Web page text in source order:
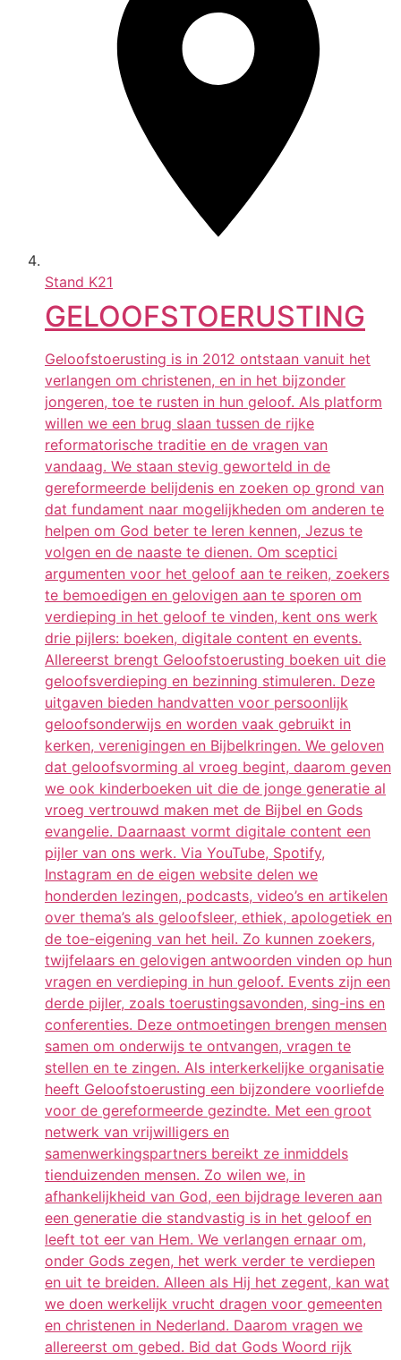
Stand K21
GELOOFSTOERUSTING
Geloofstoerusting is in 2012 ontstaan vanuit het
verlangen om christenen, en in het bijzonder
jongeren, toe te rusten in hun geloof. Als platform
willen we een brug slaan tussen de rijke
reformatorische traditie en de vragen van
vandaag. We staan stevig geworteld in de
gereformeerde belijdenis en zoeken op grond van
dat fundament naar mogelijkheden om anderen te
helpen om God beter te leren kennen, Jezus te
volgen en de naaste te dienen. Om sceptici
argumenten voor het geloof aan te reiken, zoekers
te bemoedigen en gelovigen aan te sporen om
verdieping in het geloof te vinden, kent ons werk
drie pijlers: boeken, digitale content en events.
Allereerst brengt Geloofstoerusting boeken uit die
geloofsverdieping en bezinning stimuleren. Deze
uitgaven bieden handvatten voor persoonlijk
geloofsonderwijs en worden vaak gebruikt in
kerken, verenigingen en Bijbelkringen. We geloven
dat geloofsvorming al vroeg begint, daarom geven
we ook kinderboeken uit die de jonge generatie al
vroeg vertrouwd maken met de Bijbel en Gods
evangelie. Daarnaast vormt digitale content een
pijler van ons werk. Via YouTube, Spotify,
Instagram en de eigen website delen we
honderden lezingen, podcasts, video’s en artikelen
over thema’s als geloofsleer, ethiek, apologetiek en
de toe-eigening van het heil. Zo kunnen zoekers,
twijfelaars en gelovigen antwoorden vinden op hun
vragen en verdieping in hun geloof. Events zijn een
derde pijler, zoals toerustingsavonden, sing-ins en
conferenties. Deze ontmoetingen brengen mensen
samen om onderwijs te ontvangen, vragen te
stellen en te zingen. Als interkerkelijke organisatie
heeft Geloofstoerusting een bijzondere voorliefde
voor de gereformeerde gezindte. Met een groot
netwerk van vrijwilligers en
samenwerkingspartners bereikt ze inmiddels
tienduizenden mensen. Zo wilen we, in
afhankelijkheid van God, een bijdrage leveren aan
een generatie die standvastig is in het geloof en
leeft tot eer van Hem. We verlangen ernaar om,
onder Gods zegen, het werk verder te verdiepen
en uit te breiden. Alleen als Hij het zegent, kan wat
we doen werkelijk vrucht dragen voor gemeenten
en christenen in Nederland. Daarom vragen we
allereerst om gebed. Bid dat Gods Woord rijk